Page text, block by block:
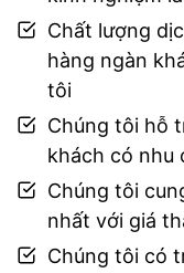
Chất lượng
hàng ngàn
tôi
Chúng tôi hỗ
khách có nhu
Chúng tôi
nhất với giá
Chúng tôi có